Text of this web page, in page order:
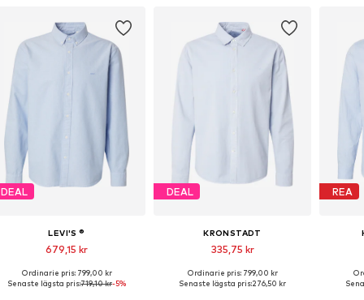
DEAL
LEVI'S ®
679,15 kr
Ordinarie pris: 799,00 kr
Senaste lägsta pris:719,10 kr-5%
DEAL
KRONSTADT
335,75 kr
Tillgängliga storlekar: M, L, XL
Ordinarie pris: 799,00 kr
Senaste lägsta pris:276,50 kr
REA